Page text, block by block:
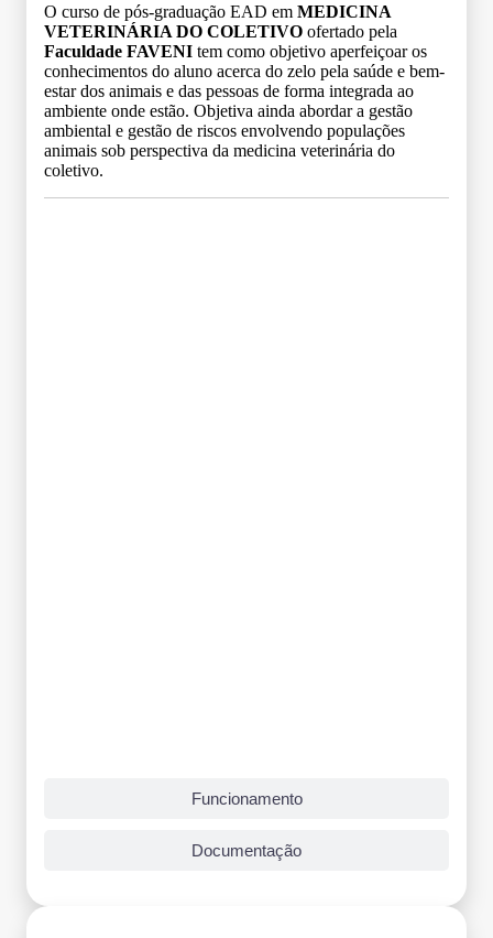
O curso de pós-graduação EAD em MEDICINA
VETERINÁRIA DO COLETIVO ofertado pela
Faculdade FAVENI tem como objetivo aperfeiçoar os
conhecimentos do aluno acerca do zelo pela saúde e bem-
estar dos animais e das pessoas de forma integrada ao
ambiente onde estão. Objetiva ainda abordar a gestão
ambiental e gestão de riscos envolvendo populações
animais sob perspectiva da medicina veterinária do
coletivo.
Funcionamento
Documentação